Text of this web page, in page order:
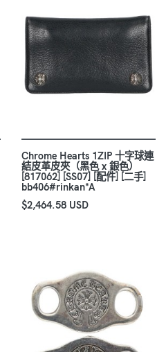
Chrome Hearts 1ZIP 十字球連
結皮革皮夾（黑色 x 銀色）
[817062] [SS07] [配件] [二手]
bb406#rinkan*A
$2,464.58 USD